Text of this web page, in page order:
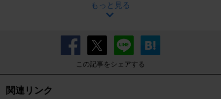
もっと見る
この記事をシェアする
関連リンク